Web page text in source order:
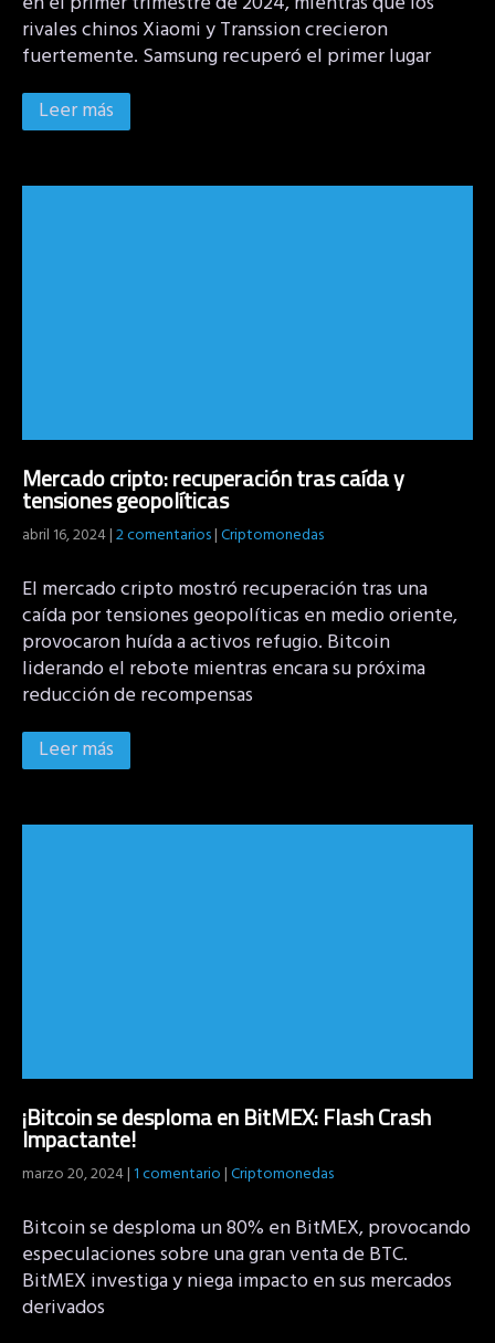
rivales chinos Xiaomi y Transsion crecieron
fuertemente. Samsung recuperó el primer lugar
Leer más
Mercado cripto: recuperación tras caída y
tensiones geopolíticas
abril 16, 2024|2 comentarios|Criptomonedas
El mercado cripto mostró recuperación tras una
caída por tensiones geopolíticas en medio oriente,
provocaron huída a activos refugio. Bitcoin
liderando el rebote mientras encara su próxima
reducción de recompensas
Leer más
¡Bitcoin se desploma en BitMEX: Flash Crash
Impactante!
marzo 20, 2024|1 comentario|Criptomonedas
Bitcoin se desploma un 80% en BitMEX, provocando
especulaciones sobre una gran venta de BTC.
BitMEX investiga y niega impacto en sus mercados
derivados